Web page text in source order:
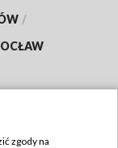
/
zgody na